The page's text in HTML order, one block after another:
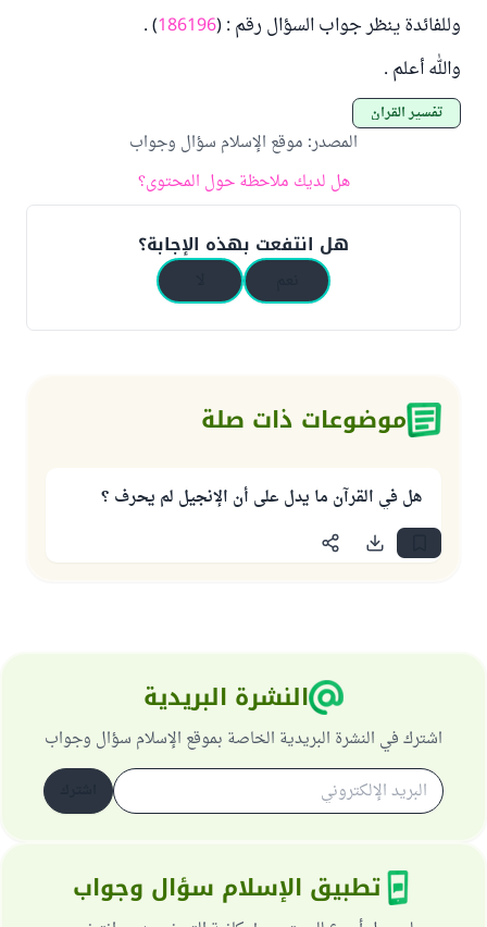
وللفائدة ينظر جواب السؤال رقم : (186196
) .
والله أعلم .
تفسير القرآن
المصدر: موقع الإسلام سؤال وجواب
هل لديك ملاحظة حول المحتوى؟
هل انتفعت بهذه الإجابة؟
موضوعات ذات صلة
هل في القرآن ما يدل على أن الإنجيل لم يحرف ؟
النشرة البريدية
اشترك في النشرة البريدية الخاصة بموقع الإسلام سؤال وجواب
تطبيق الإسلام سؤال وجواب